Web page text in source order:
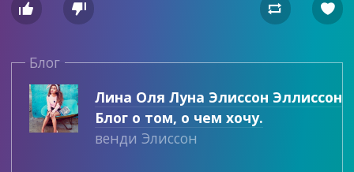
   
Блог
Лина Оля Луна Элиссон Эллиссон
Блог о том, о чем хочу.
венди Элиссон